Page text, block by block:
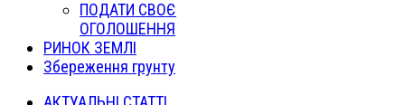
ПОДАТИ СВОЄ
ОГОЛОШЕННЯ
РИНОК ЗЕМЛІ
Збереження грунту